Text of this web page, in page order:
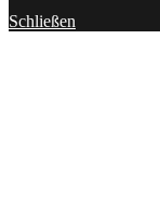
Schließen